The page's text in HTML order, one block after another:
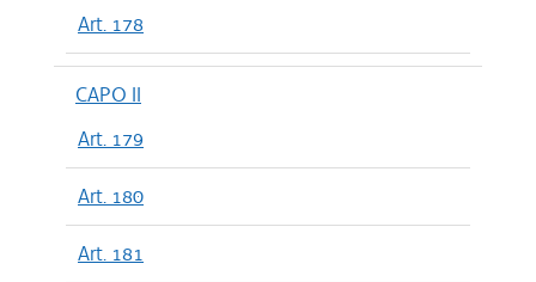
Art. 178
CAPO II
Art. 179
Art. 180
Art. 181